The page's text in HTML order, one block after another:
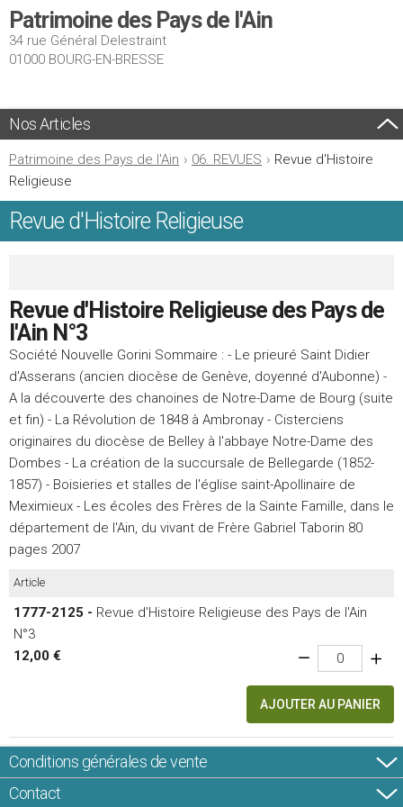
Patrimoine des Pays de l'Ain
34 rue Général Delestraint
01000 BOURG-EN-BRESSE
Nos Articles
Patrimoine des Pays de l'Ain › 06. REVUES › Revue d'Histoire
Religieuse
Revue d'Histoire Religieuse
Revue d'Histoire Religieuse des Pays de
l'Ain N°3
Société Nouvelle Gorini Sommaire : - Le prieuré Saint Didier
d'Asserans (ancien diocèse de Genève, doyenné d'Aubonne) -
A la découverte des chanoines de Notre-Dame de Bourg (suite
et fin) - La Révolution de 1848 à Ambronay - Cisterciens
originaires du diocèse de Belley à l'abbaye Notre-Dame des
Dombes - La création de la succursale de Bellegarde (1852-
1857) - Boisieries et stalles de l'église saint-Apollinaire de
Meximieux - Les écoles des Frères de la Sainte Famille, dans le
département de l'Ain, du vivant de Frère Gabriel Taborin 80
pages 2007
Article
1777-2125 - Revue d'Histoire Religieuse des Pays de l'Ain
N°3
12,00 €
AJOUTER AU PANIER
Conditions générales de vente
Contact